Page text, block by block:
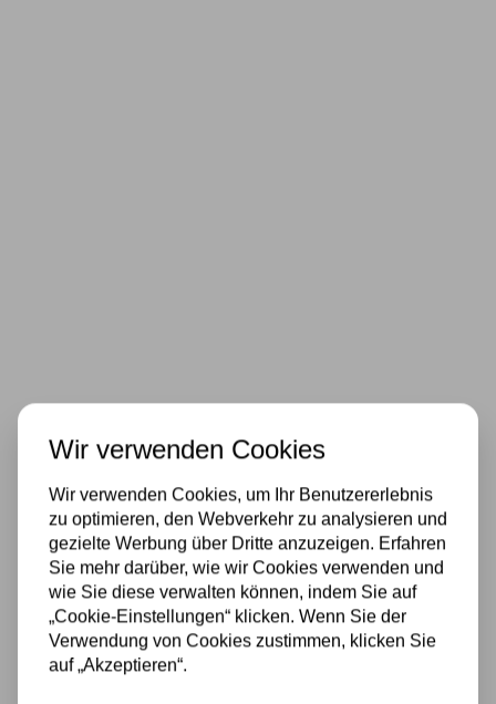
Die Lieferzeit beträgt 1 - 7 Tage
Beschlag E27 Lichtquelle Ja
Tiffany
Deckenleuchte
Wir verwenden Cookies
Wir verwenden Cookies, um Ihr Benutzererlebnis
zu optimieren, den Webverkehr zu analysieren und
gezielte Werbung über Dritte anzuzeigen. Erfahren
Sie mehr darüber, wie wir Cookies verwenden und
wie Sie diese verwalten können, indem Sie auf
„Cookie-Einstellungen“ klicken. Wenn Sie der
Verwendung von Cookies zustimmen, klicken Sie
auf „Akzeptieren“.